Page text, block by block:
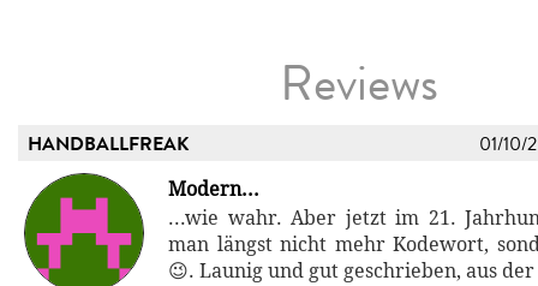
Reviews
HANDBALLFREAK 01/10/
Modern...
...wie wahr. Aber jetzt im 21.
man längst nicht mehr Kodewort,
😉. Launig und gut geschrieben, aus